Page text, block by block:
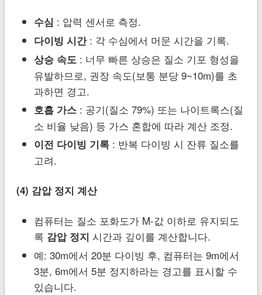
수심 : 압력 센서로 측정.
다이빙 시간 : 각 수심에서 머문 시간을 기록.
상승 속도 : 너무 빠른 상승은 질소 기포 형성을
유발하므로, 권장 속도(보통 분당 9~10m)를 초
과하면 경고.
호흡 가스 : 공기(질소 79%) 또는 나이트록스(질
소 비율 낮음) 등 가스 혼합에 따라 계산 조정.
이전 다이빙 기록 : 반복 다이빙 시 잔류 질소를
고려.
(4) 감압 정지 계산
컴퓨터는 질소 포화도가 M-값 이하로 유지되도
록 감압 정지 시간과 깊이를 계산합니다.
예: 30m에서 20분 다이빙 후, 컴퓨터는 9m에서
3분, 6m에서 5분 정지하라는 경고를 표시할 수
있습니다.